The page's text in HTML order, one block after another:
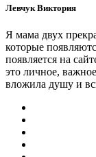
Левчук Виктория
Я мама двух
которые
появляется на
это личное,
вложила душу и